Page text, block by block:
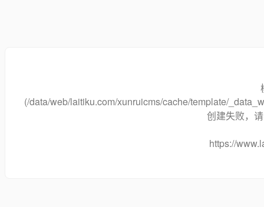
(/data/web/laitiku.com/xunruicms/cache/template/
创建失败，
https://